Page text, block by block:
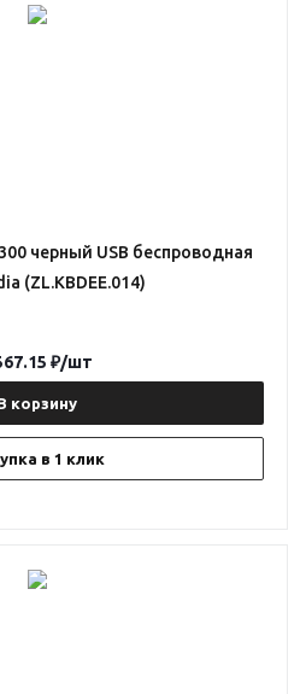
черный USB беспроводная
(ZL.KBDEE.014)
корзину
в 1 клик
₽/шт